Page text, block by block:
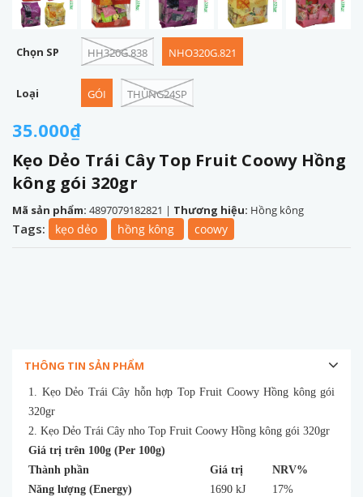
35.000₫
Kẹo Dẻo Trái Cây Top Fruit Coowy Hồng
kông gói 320gr
Mã sản phẩm: 4897079182821 | Thương hiệu: Hồng kông
Chọn SP HH320G.838 NHO320G.821
Loại GÓI THÙNG24SP
Tags: kẹo dẻo hồng kông coowy
THÔNG TIN SẢN PHẨM
1. Kẹo Dẻo Trái Cây hỗn hợp Top Fruit Coowy Hồng kông gói
320gr
2. Kẹo Dẻo Trái Cây nho Top Fruit Coowy Hồng kông gói 320gr
Giá trị trên 100g (Per 100g)
Thành phần
Giá trị
NRV%
Năng lượng (Energy)
1690 kJ
17%